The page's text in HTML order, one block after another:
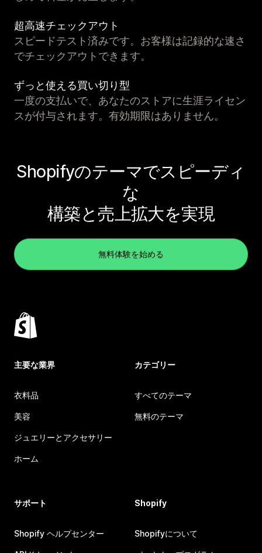
超高速チェックアウト
スピードテスト済みです。お客様は記録的な速さ
でチェックアウトできます。
ずっと使える買い切り型
一度の支払いで、あなたのストアに生涯ライセン
スが付与されます。有効期限はありません。
Shopifyのテーマでスピーディ
な
構築と売上拡大を実現
無料体験を始める
主要な業界
衣料品
美容
ジュエリーとアクセサリー
ホーム
カテゴリー
すべてのテーマ
無料のテーマ
サポート
Shopify ヘルプセンター
Shopify
Shopifyについて